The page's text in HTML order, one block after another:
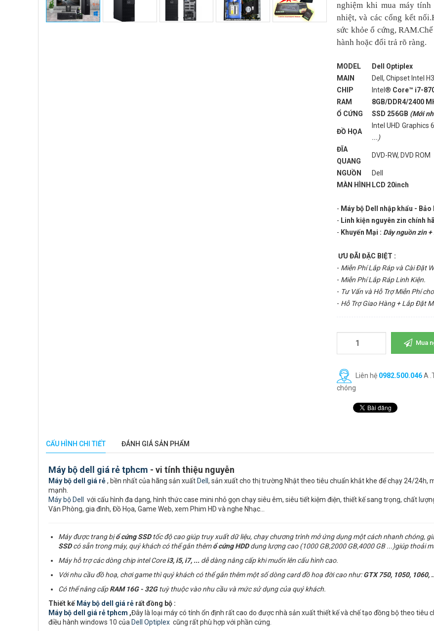
nghiệm khi mua máy
nhiệt, và các cổng kết
sức khỏe ổ cứng,
hành hoặc đổi trả rõ ràng.
MODEL
Dell Optiplex
MAIN
Dell, Chipset Intel
CHIP
Intel® Core™ i7-
RAM
8GB/DDR4/2400
Ổ CỨNG
SSD 256GB (Mới
ĐỒ HỌA
Intel UHD Graphics
...)
ĐĨA
QUANG
DVD-RW, DVD ROM
NGUỒN
Dell
MÀN HÌNH LCD 20inch
- Máy bộ Dell nhập khẩu -
- Linh kiện nguyên zin chính
- Khuyến Mại : Dây nguồn zin
ƯU ĐÃI ĐẶC BIỆT :
- Miễn Phí Lắp Ráp và Cài Đặt
- Miễn Phí Lắp Ráp Linh Kiện.
- Tư Vấn và Hỗ Trợ Miễn Phí
- Hỗ Trợ Giao Hàng + Lắp Đặt
Mua
Liên hệ 0982.500.046A
chóng
CẤU HÌNH CHI TIẾT ĐÁNH GIÁ SẢN PHẨM
Máy bộ dell giá rẻ tphcm - vi tính thiệu nguyễn
Máy bộ dell giá rẻ, bền nhất của hãng sản xuất Dell , sản xuất cho thị trường Nhật theo tiêu chuẩn khắt khe để chạy 24/24h,
mạnh.
Máy bộ Dell
với cấu hình đa dạng, hình thức case mini nhỏ gọn chạy siêu êm, siêu tiết kiệm điện, thiết kế sang trọng, chất
Văn Phòng, gia đình, Đồ Họa, Game Web, xem Phim HD và nghe Nhạc…
Máy được trang bịổ cứng SSDtốc độ cao giúp truy xuất dữ liệu, chạy chương trình mở ứng dụng một cách nhanh chóng,
SSDcó sẵn trong máy, quý khách có thể gắn thêmổ cứng HDDdung lượng cao (1000 GB,2000 GB,4000 GB ...)giúp thoải
Máy hỗ trợ các dòng chip intel Corei3, i5, i7, ... dễ dàng nâng cấp khi muốn lên cấu hình cao.
Với nhu cầu đồ hoạ, chơi game thì quý khách có thể gắn thêm một số dòng card đồ hoạ đời cao như:GTX 750, 1050, 1060,
Có thể nâng cấpRAM 16G - 32Gtuỳ thuộc vào nhu cầu và mức sử dụng của quý khách.
Thiết kế Máy bộ dell giá rẻ rất đồng bộ :
Máy bộ dell giá rẻ tphcm ,Đây là loại máy có tính ổn định rất cao do được nhà sản xuất thiết kế và chế tạo đồng bộ theo tiêu
điều hành windows 10 của Dell Optiplex cũng rất phù hợp với phần cứng.